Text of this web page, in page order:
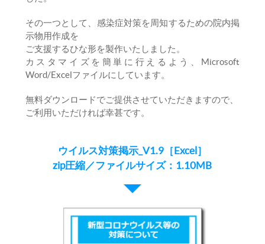
その一つとして、感染症対策を周知するための院内掲
示物用作成を
ご支援するひな形を製作いたしました。
カスタマイズを簡単に行えるよう、Microsoft
Word/Excelファイルにしています。
無料ダウンロードでご提供させていただきますので、
ご利用いただければ幸甚です。
ウイルス対策掲示_V1.9［Excel］
zip圧縮／ファイルサイズ：1.10MB